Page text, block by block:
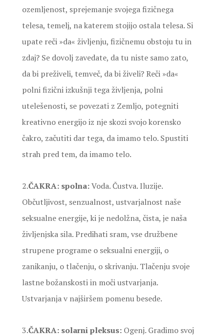
ozemljenost, sprejemanje svojega fizičnega
telesa, temelj, na katerem stojijo ostala telesa. Si
upate reči »da« življenju, fizičnemu obstoju tu in
zdaj? Se dovolj zavedate, da tu niste samo zato,
da bi preživeli, temveč, da bi živeli? Reči »da«
polni fizični izkušnji tega življenja, polni
utelešenosti, se povezati z Zemljo, potegniti
kreativno energijo iz nje skozi svojo korensko
čakro, začutiti dar tega, da imamo telo. Spustiti
strah pred tem, da imamo telo.
2.ČAKRA: spolna:Voda. Čustva. Iluzije.
Občutljivost, senzualnost, ustvarjalnost naše
seksualne energije, ki je nedolžna, čista, je naša
življenjska sila. Predihati sram, vse družbene
strupene programe o seksualni energiji, o
zanikanju, o tlačenju, o skrivanju. Tlačenju svoje
lastne božanskosti in moči ustvarjanja.
Ustvarjanja v najširšem pomenu besede.
3.ČAKRA: solarni pleksus:Ogenj. Gradimo svoj